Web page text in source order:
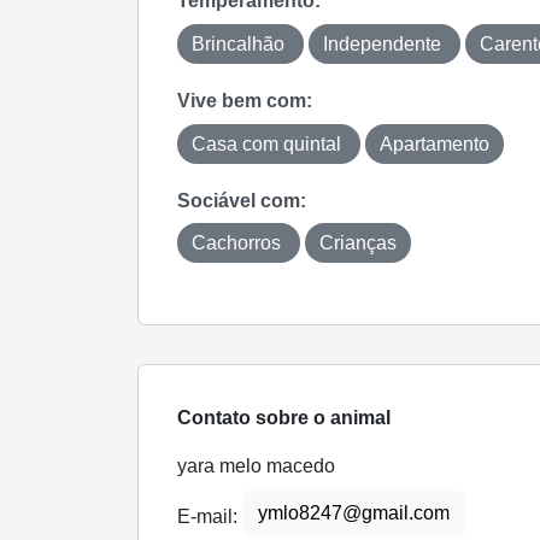
Brincalhão Independente
Vive bem com:
Casa com quintal Apartamento
Sociável com:
Cachorros Crianças
Contato sobre o animal
yara melo macedo
E-mail: ymlo8247@gmail.com